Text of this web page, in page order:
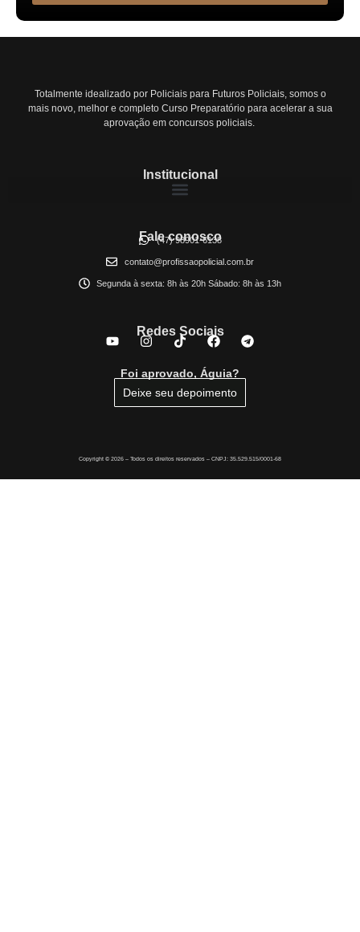
Totalmente idealizado por Policiais para Futuros Policiais, somos o
mais novo, melhor e completo Curso Preparatório para acelerar a sua
aprovação em concursos policiais.
Institucional
Fale conosco
(47) 98901-6138
contato@profissaopolicial.com.br
Segunda à sexta: 8h às 20h Sábado: 8h às 13h
Redes Sociais
Foi aprovado, Águia?
Deixe seu depoimento
Copyright © 2026 – Todos os direitos reservados – CNPJ: 35.529.515/0001-68